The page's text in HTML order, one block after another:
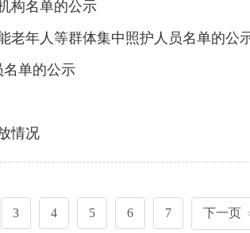
构名单的公示
老年人等群体集中照护人员名单的公
名单的公示
情况
3 4 5 6 7 下一页